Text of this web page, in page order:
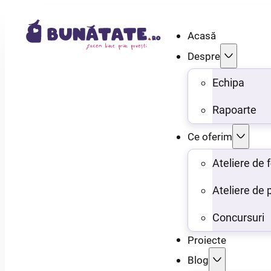
Acasă
Despre
Echipa
Rapoarte
Ce oferim
Ateliere de
Ateliere de
Concursuri
Proiecte
Blog